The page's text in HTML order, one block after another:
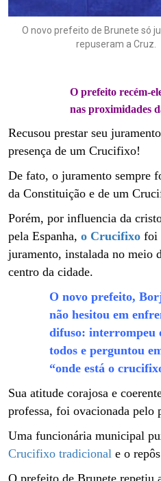
O novo prefeito de Brunete só
repuseram a Cruz.
O prefeito recém-
nas proximidades
Recusou prestar seu
presença de um Crucifixo!
De fato, o juramento sempre
da Constituição e de um
Porém, por influencia da
pela Espanha, o Crucifixo foi
juramento, instalada no meio
centro da cidade.
O novo prefeito,
não hesitou em
difuso: interrompeu
todos e perguntou
“onde está o
Sua atitude corajosa e
professa, foi ovacionada pelo
Uma funcionária municipal
Crucifixo tradicional e o